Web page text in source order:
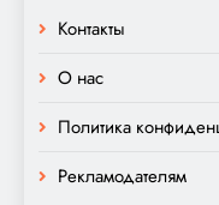
Контакты
О нас
Политика
Рекламодателям